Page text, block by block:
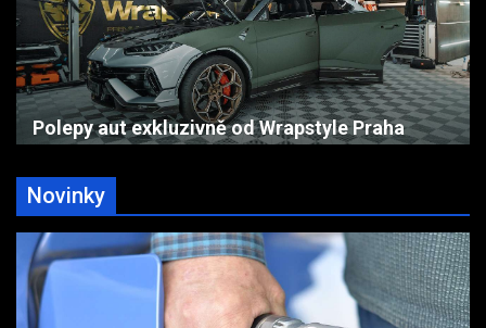
Polepy aut exkluzivně od Wrapstyle Praha
Novinky